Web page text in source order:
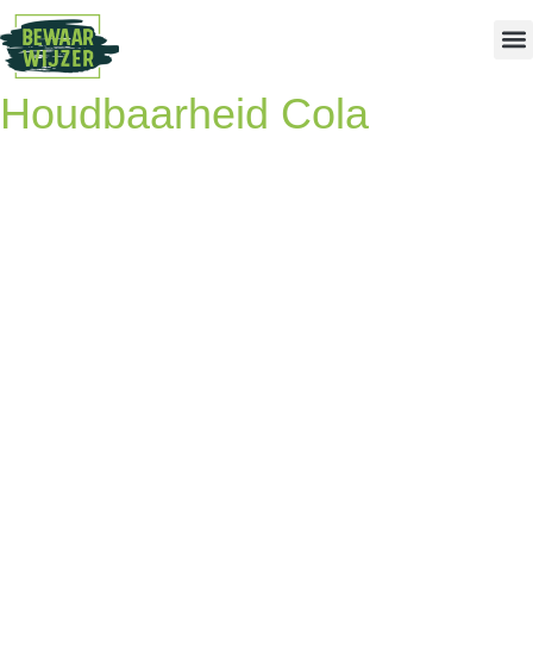
Houdbaarheid Cola